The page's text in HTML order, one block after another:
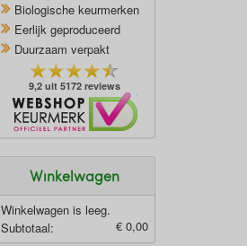
Biologische keurmerken
Eerlijk geproduceerd
Duurzaam verpakt
9,2 uit 5172 reviews
Winkelwagen
Winkelwagen is leeg.
Subtotaal:
€ 0,00